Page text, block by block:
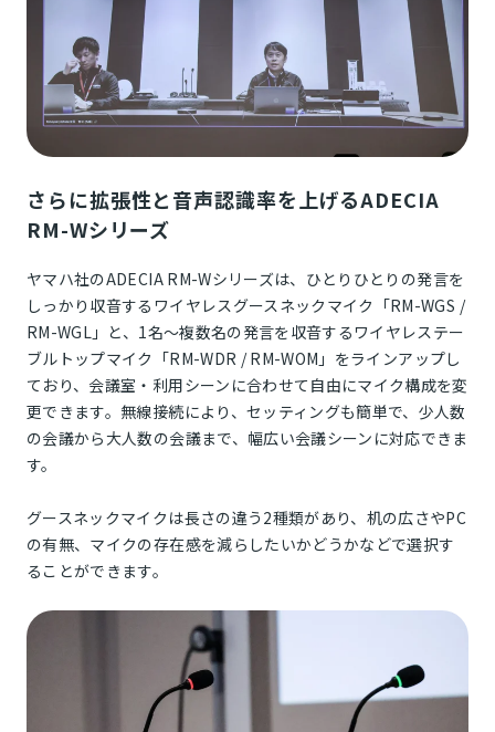
さらに拡張性と音声認識率を上げるADECIA
RM-Wシリーズ
ヤマハ社のADECIA RM-Wシリーズは、ひとりひとりの発言を
しっかり収音するワイヤレスグースネックマイク「RM-WGS /
RM-WGL」と、1名～複数名の発言を収音するワイヤレステー
ブルトップマイク「RM-WDR / RM-WOM」をラインアップし
ており、会議室・利用シーンに合わせて自由にマイク構成を変
更できます。無線接続により、セッティングも簡単で、少人数
の会議から大人数の会議まで、幅広い会議シーンに対応できま
す。
グースネックマイクは長さの違う2種類があり、机の広さやPC
の有無、マイクの存在感を減らしたいかどうかなどで選択す
ることができます。